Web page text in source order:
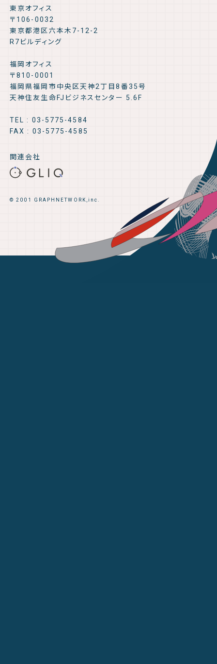
東京オフィス
〒106-0032
東京都港区六本木7-12-2
R7ビルディング
福岡オフィス
〒810-0001
福岡県福岡市中央区天神2丁目8番35号
天神住友生命FJビジネスセンター 5.6F
TEL : 03-5775-4584
FAX : 03-5775-4585
関連会社
© 2001 GRAPHNETWORK,inc.